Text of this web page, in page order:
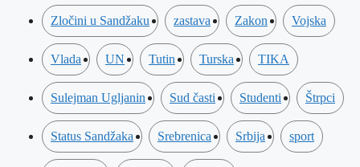
Zločini u Sandžaku zastava Zakon Vojska
Vlada UN Tutin Turska TIKA
Sulejman Ugljanin Sud časti Studenti Štrpci
Status Sandžaka Srebrenica Srbija sport